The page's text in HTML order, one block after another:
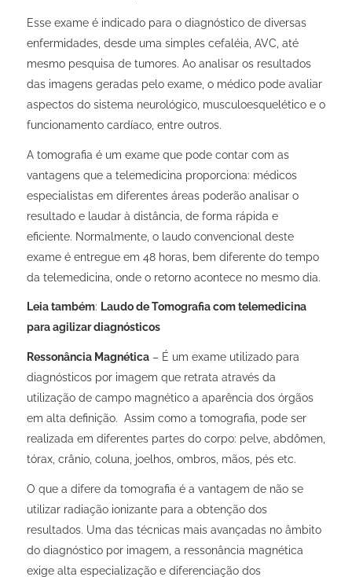
Esse exame é indicado para o diagnóstico de diversas
enfermidades, desde uma simples cefaléia, AVC, até
mesmo pesquisa de tumores. Ao analisar os resultados
das imagens geradas pelo exame, o médico pode avaliar
aspectos do sistema neurológico, musculoesquelético e o
funcionamento cardíaco, entre outros.
A tomografia é um exame que pode contar com as
vantagens que a telemedicina proporciona: médicos
especialistas em diferentes áreas poderão analisar o
resultado e laudar à distância, de forma rápida e
eficiente. Normalmente, o laudo convencional deste
exame é entregue em 48 horas, bem diferente do tempo
da telemedicina, onde o retorno acontece no mesmo dia.
Leia também: Laudo de Tomografia com telemedicina
para agilizar diagnósticos
Ressonância Magnética– É um exame utilizado para
diagnósticos por imagem que retrata através da
utilização de campo magnético a aparência dos órgãos
em alta definição. Assim como a tomografia, pode ser
realizada em diferentes partes do corpo: pelve, abdômen,
tórax, crânio, coluna, joelhos, ombros, mãos, pés etc.
O que a difere da tomografia é a vantagem de não se
utilizar radiação ionizante para a obtenção dos
resultados. Uma das técnicas mais avançadas no âmbito
do diagnóstico por imagem, a ressonância magnética
exige alta especialização e diferenciação dos